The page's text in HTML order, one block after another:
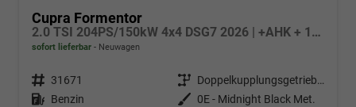
Cupra Formentor
2.0 TSI 204PS/150kW 4x4 DSG7 2026 | +AHK + 19" Alu +Sound Int Drive +5J Garantie
sofort lieferbar Neuwagen
Fahrzeugnr. 31671 Getriebe
Doppelkupplungsgetriebe (DSG)
Kraftstoff Benzin Außenfarbe 0E - Midnight Black Met.